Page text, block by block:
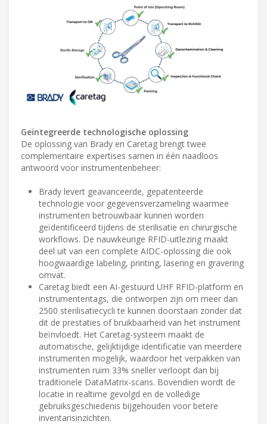
Geïntegreerde technologische oplossing
De oplossing van Brady en Caretag brengt twee
complementaire expertises samen in één naadloos
antwoord voor instrumentenbeheer:
Brady levert geavanceerde, gepatenteerde
technologie voor gegevensverzameling waarmee
instrumenten betrouwbaar kunnen worden
geïdentificeerd tijdens de sterilisatie en chirurgische
workflows. De nauwkeurige RFID-uitlezing maakt
deel uit van een complete AIDC-oplossing die ook
hoogwaardige labeling, printing, lasering en gravering
omvat.
Caretag biedt een AI-gestuurd UHF RFID-platform en
instrumententags, die ontworpen zijn om meer dan
2500 sterilisatiecycli te kunnen doorstaan zonder dat
dit de prestaties of bruikbaarheid van het instrument
beïnvloedt. Het Caretag-systeem maakt de
automatische, gelijktijdige identificatie van meerdere
instrumenten mogelijk, waardoor het verpakken van
instrumenten ruim 33% sneller verloopt dan bij
traditionele DataMatrix-scans. Bovendien wordt de
locatie in realtime gevolgd en de volledige
gebruiksgeschiedenis bijgehouden voor betere
inventarisinzichten.